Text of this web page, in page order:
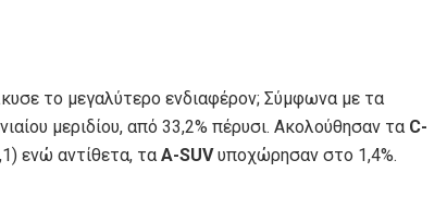
το μεγαλύτερο ενδιαφέρον; Σύμφωνα με τα
μεριδίου, από 33,2% πέρυσι. Ακολούθησαν τα C-
ενώ αντίθετα, τα A-SUVυποχώρησαν στο 1,4%.